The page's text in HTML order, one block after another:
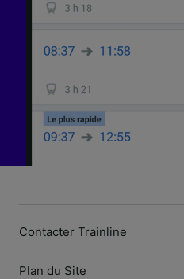
Contacter Trainline
Plan du Site